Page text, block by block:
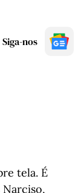
Siga-nos
tela. É